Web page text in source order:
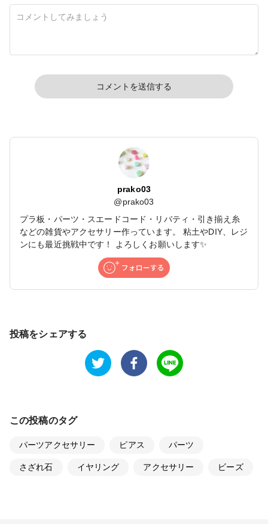
コメントを送信する
prako03
@prako03
プラ板・パーツ・スエードコード・リバティ・引き揃え糸
などの雑貨やアクセサリー作っています。 粘土やDIY、レジ
ンにも最近挑戦中です！ よろしくお願いします✨
投稿をシェアする
この投稿のタグ
パーツアクセサリー ピアス パーツ
さざれ石 イヤリング アクセサリー ビーズ